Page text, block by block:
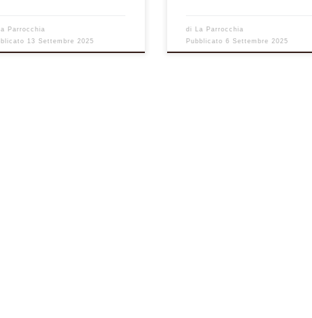
Parrocchia
13 Settembre 2025
di La Parrocchia
Pubblicato6 Settembre 2025